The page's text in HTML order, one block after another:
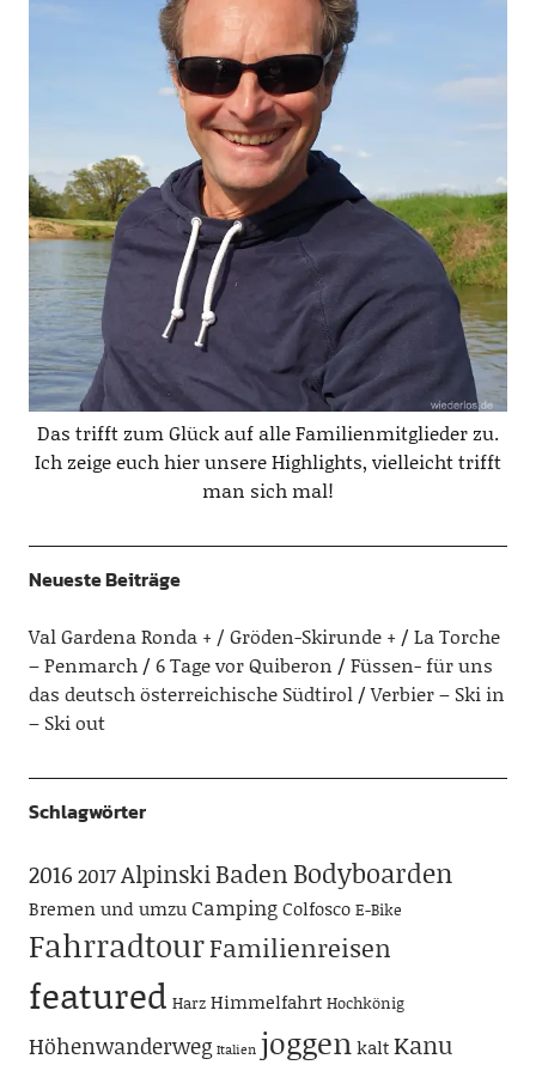
Das trifft zum Glück auf alle Familienmitglieder zu.
Ich zeige euch hier unsere Highlights, vielleicht trifft
man sich mal!
Neueste Beiträge
Val Gardena Ronda + / Gröden-Skirunde +
La Torche
– Penmarch
6 Tage vor Quiberon
Füssen- für uns
das deutsch österreichische Südtirol
Verbier – Ski in
– Ski out
Schlagwörter
2016 2017AlpinskiBaden Bodyboarden
Bremen und umzuCampingColfosco E-Bike
FahrradtourFamilienreisen
featured Harz Himmelfahrt Hochkönig
Höhenwanderweg Italien joggenkaltKanu